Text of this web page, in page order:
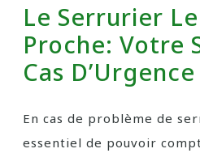
Le Serrurier
Proche: Votre
Cas D’Urgence
En cas de problème de
essentiel de pouvoir